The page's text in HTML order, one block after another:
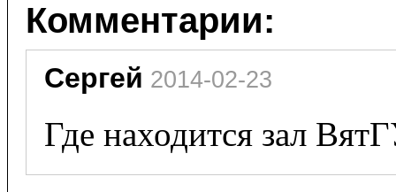
Комментарии:
Сергей 2014-02-23
Где находится зал